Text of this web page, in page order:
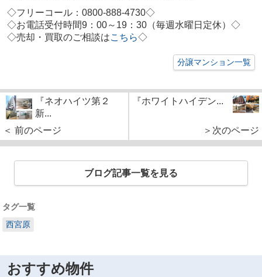
◇フリーコール：0800-888-4730◇
◇お電話受付時間9：00～19：30（毎週水曜日定休）◇
◇売却・買取のご相談はこちら◇
分譲マンション一覧
『ネオハイツ第２
新...
＜ 前のページ
『ホワイトハイデン...
＞次のページ
ブログ記事一覧を見る
タグ一覧
西宮原
おすすめ物件